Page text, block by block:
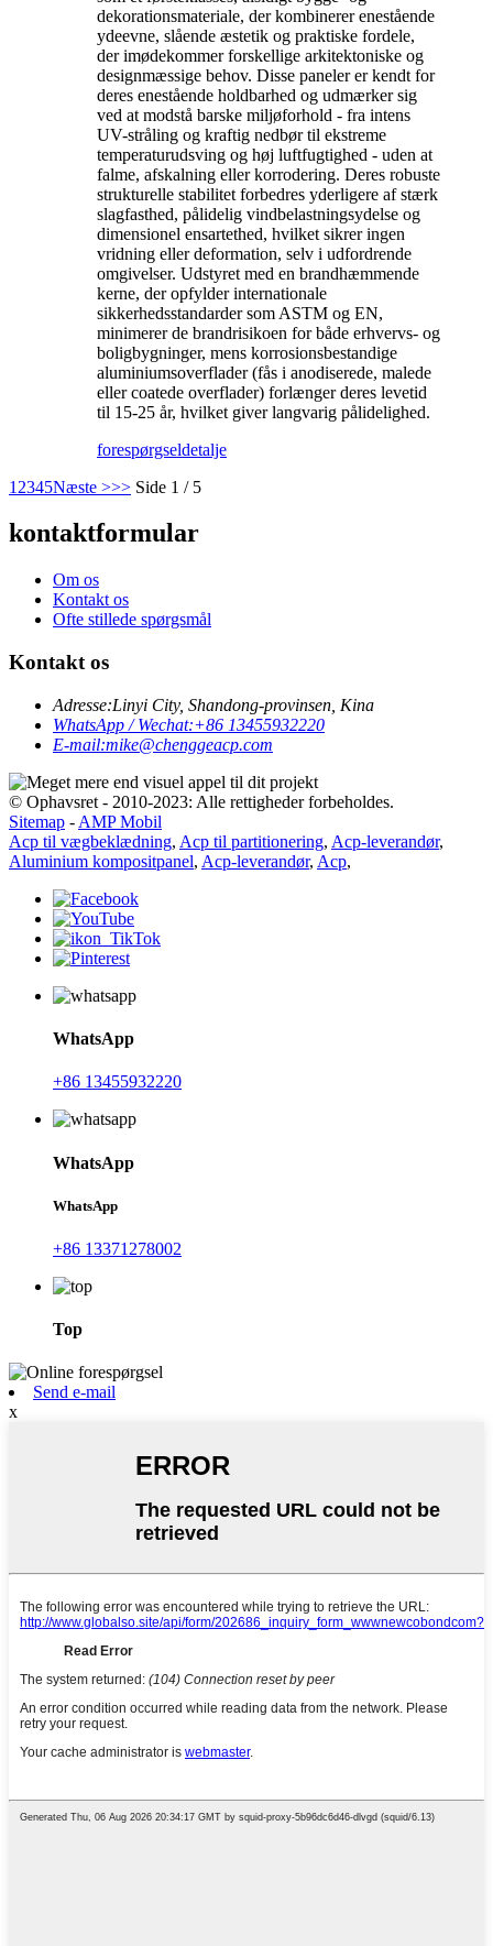
dekorationsmateriale, der kombinerer enestående
ydeevne, slående æstetik og praktiske fordele,
der imødekommer forskellige arkitektoniske og
designmæssige behov. Disse paneler er kendt for
deres enestående holdbarhed og udmærker sig
ved at modstå barske miljøforhold - fra intens
UV-stråling og kraftig nedbør til ekstreme
temperaturudsving og høj luftfugtighed - uden at
falme, afskalning eller korrodering. Deres robuste
strukturelle stabilitet forbedres yderligere af stærk
slagfasthed, pålidelig vindbelastningsydelse og
dimensionel ensartethed, hvilket sikrer ingen
vridning eller deformation, selv i udfordrende
omgivelser. Udstyret med en brandhæmmende
kerne, der opfylder internationale
sikkerhedsstandarder som ASTM og EN,
minimerer de brandrisikoen for både erhvervs- og
boligbygninger, mens korrosionsbestandige
aluminiumsoverflader (fås i anodiserede, malede
eller coatede overflader) forlænger deres levetid
til 15-25 år, hvilket giver langvarig pålidelighed.
forespørgseldetalje
1 2345Næste >>> Side 1 / 5
kontaktformular
Om os
Kontakt os
Ofte stillede spørgsmål
Kontakt os
Adresse:Linyi City, Shandong-provinsen, Kina
WhatsApp / Wechat:+86 13455932220
E-mail:mike@chenggeacp.com
© Ophavsret - 2010-2023: Alle rettigheder forbeholdes.
Sitemap - AMP Mobil
Acp til vægbeklædning, Acp til partitionering, Acp-leverandør,
Aluminium kompositpanel, Acp-leverandør, Acp,
WhatsApp
+86 13455932220
WhatsApp
WhatsApp
+86 13371278002
Top
Send e-mail
x